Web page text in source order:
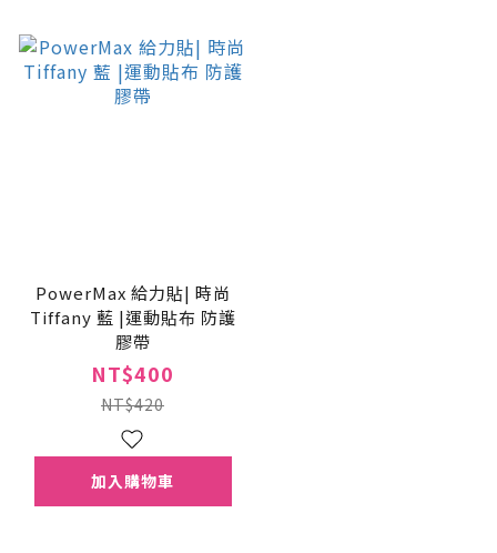
PowerMax 給力貼| 時尚
Tiffany 藍 |運動貼布 防護
膠帶
NT$400
NT$420
加入購物車